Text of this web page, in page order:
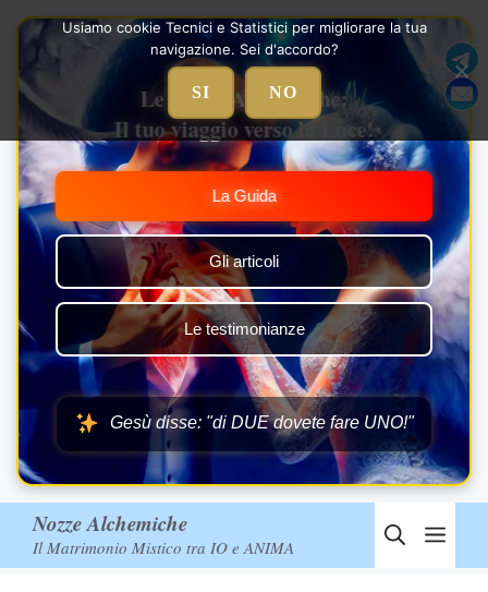
Vai
contenuto
Le Nozze Alchemiche:
Il tuo viaggio verso la Luce!
La Guida
Gli articoli
Le testimonianze
Gesù disse: "di DUE dovete fare UNO!"
Nozze Alchemiche
Il Matrimonio Mistico tra IO e ANIMA
Usiamo cookie Tecnici e Statistici per migliorare la tua
navigazione. Sei d'accordo?
SI NO